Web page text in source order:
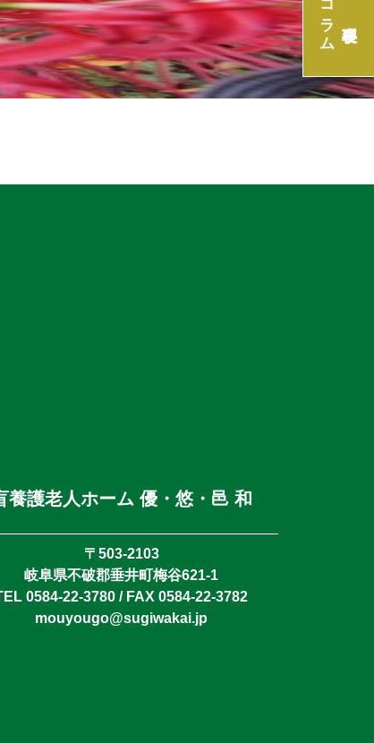
コラム
養護老人ホーム 優・悠・邑 和
〒503-2103
岐阜県不破郡垂井町梅谷621-1
0584-22-3780 / FAX 0584-22-3782
mouyougo@sugiwakai.jp